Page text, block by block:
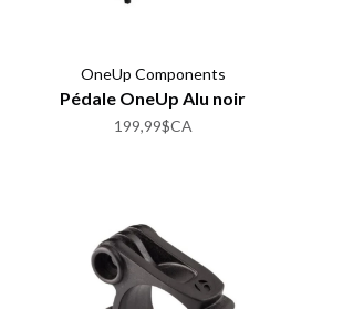
OneUp Components
Pédale OneUp Alu noir
199,99$CA